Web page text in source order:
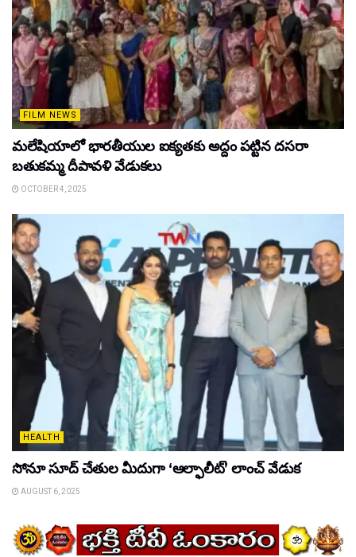
FILM NEWS
మలేషియాలో భారతీయుల ఐక్యతకు అద్దం పట్టిన దసరా
బతుకమ్మ దీపావళి వేడుకలు
OCTOBER 4, 2025
HEALTH
సోనూ సూద్ చేతుల మీదుగా ‘ఆల్ఫాలీట్’ లాంచ్ వేడుక
AUGUST 6, 2025